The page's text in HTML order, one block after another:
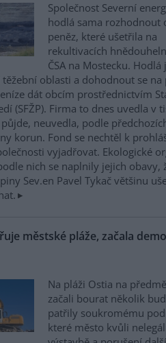
Společnost Severní
hodlá sama rozhodnout
peněz, které ušetřila na
rekultivacích
ČSA na Mostecku. Hodlá
oblasti a dohodnout se na
dát obcím prostřednictvím
(SFŽP). Firma to dnes uvedla v
neuvedla, podle
korun. Fond se nechtěl k
vyjadřovat. Ekologické
nich se naplnily jejich obavy,
Sev.en Pavel Tykač většinu
městské pláže, začala
Na pláži Ostia na
začali bourat několik
patřily soukromému
které město kvůli